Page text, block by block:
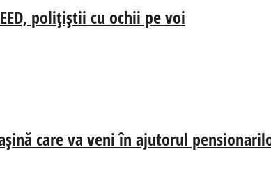
polițiștii cu ochii pe voi
care va veni în ajutorul